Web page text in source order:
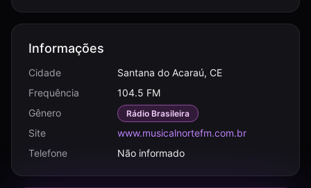
Informações
Cidade
Santana do Acaraú, CE
Frequência
104.5 FM
Gênero
Rádio Brasileira
Site
www.musicalnortefm.com.br
Telefone
Não informado